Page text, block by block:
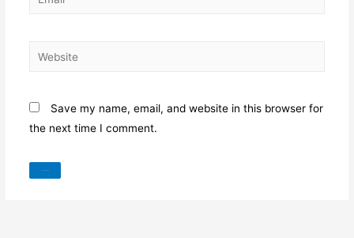
Website
Save my name, email, and website in this browser for
the next time I comment.